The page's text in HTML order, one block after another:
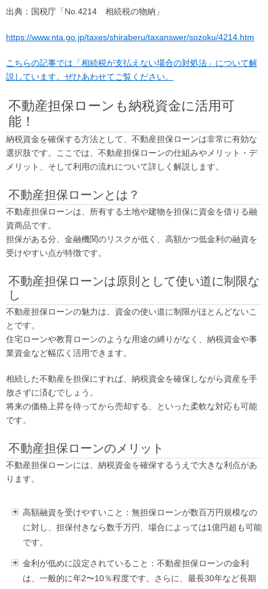
出典：国税庁「No.4214 相続税の物納」
https://www.nta.go.jp/taxes/shiraberu/taxanswer/sozoku/4214.htm
こちらの記事では「相続税が支払えない場合の対処法」について解
説しています。ぜひあわせてご覧ください。
不動産担保ローンも納税資金に活用可
能！
納税資金を確保する方法として、不動産担保ローンは非常に有効な
選択肢です。ここでは、不動産担保ローンの仕組みやメリット・デ
メリット、そして利用の流れについて詳しく解説します。
不動産担保ローンとは？
不動産担保ローンは、所有する土地や建物を担保に資金を借りる融
資商品です。
担保がある分、金融機関のリスクが低く、高額かつ低金利の融資を
受けやすい点が特徴です。
不動産担保ローンは原則として使い道に制限な
し
不動産担保ローンの魅力は、資金の使い道に制限がほとんどないこ
とです。
住宅ローンや教育ローンのような用途の縛りがなく、納税資金や事
業資金など幅広く活用できます。
相続した不動産を担保にすれば、納税資金を確保しながら資産を手
放さずに済むでしょう。
将来の価格上昇を待ってから売却する、といった柔軟な対応も可能
です。
不動産担保ローンのメリット
不動産担保ローンには、納税資金を確保するうえで大きな利点があ
ります。
高額融資を受けやすいこと：無担保ローンが数百万円規模なの
に対し、担保付きなら数千万円、場合によっては1億円超も可能
です。
金利が低めに設定されていること：不動産担保ローンの金利
は、一般的に年2〜10％程度です。さらに、最長30年など長期